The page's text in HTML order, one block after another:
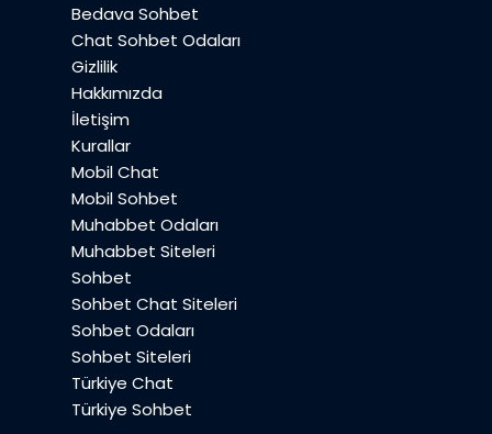
Bedava Sohbet
Chat Sohbet Odaları
Gizlilik
Hakkımızda
İletişim
Kurallar
Mobil Chat
Mobil Sohbet
Muhabbet Odaları
Muhabbet Siteleri
Sohbet
Sohbet Chat Siteleri
Sohbet Odaları
Sohbet Siteleri
Türkiye Chat
Türkiye Sohbet